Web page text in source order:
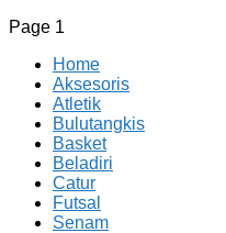
Page 1
Home
Aksesoris
Atletik
Bulutangkis
Basket
Beladiri
Catur
Futsal
Senam